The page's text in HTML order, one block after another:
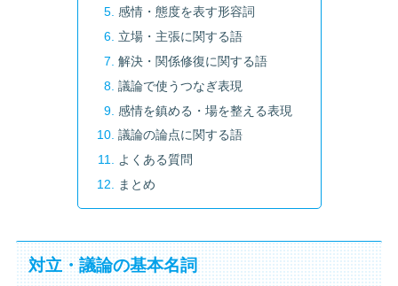
感情・態度を表す形容詞
立場・主張に関する語
解決・関係修復に関する語
議論で使うつなぎ表現
感情を鎮める・場を整える表現
議論の論点に関する語
よくある質問
まとめ
対立・議論の基本名詞